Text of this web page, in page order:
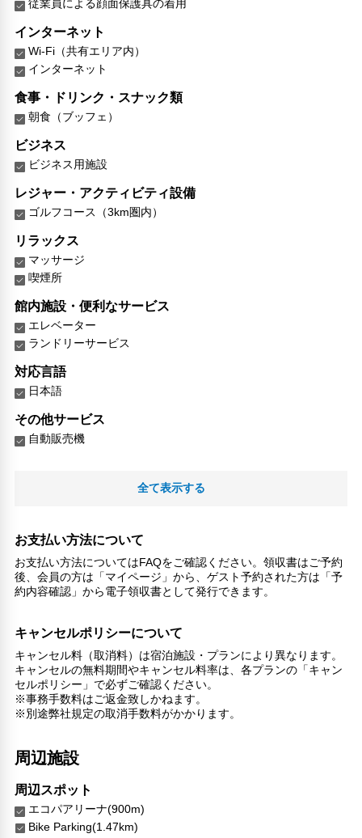
従業員による顔面保護具の着用
インターネット
Wi-Fi（共有エリア内）
インターネット
食事・ドリンク・スナック類
朝食（ブッフェ）
ビジネス
ビジネス用施設
レジャー・アクティビティ設備
ゴルフコース（3km圏内）
リラックス
マッサージ
喫煙所
館内施設・便利なサービス
エレベーター
ランドリーサービス
対応言語
日本語
その他サービス
自動販売機
全て表示する
お支払い方法について
お支払い方法についてはFAQをご確認ください。領収書はご予約
後、会員の方は「マイページ」から、ゲスト予約された方は「予
約内容確認」から電子領収書として発行できます。
キャンセルポリシーについて
キャンセル料（取消料）は宿泊施設・プランにより異なります。
キャンセルの無料期間やキャンセル料率は、各プランの「キャン
セルポリシー」で必ずご確認ください。
※事務手数料はご返金致しかねます。
※別途弊社規定の取消手数料がかかります。
周辺施設
周辺スポット
エコパアリーナ(900m)
Bike Parking(1.47km)